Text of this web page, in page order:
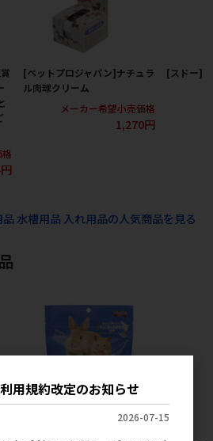
[ペットプロジャパン]ナチュラ
ル肉球クリーム
メーカー希望小売価格
1,270円
[スドー]
水槽用品 入れ用品の人気商品を見る
用規約改定のお知らせ
2026-07-15